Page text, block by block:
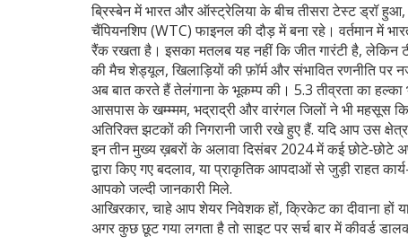
ब्रिस्बेन में भारत और ऑस्ट्रेलिया के बीच तीसरा टेस्ट ड्रॉ हुआ,
चैंपियनशिप (WTC) फाइनल की दौड़ में बना रहे। वर्तमान में
रैंक रखता है। इसका मतलब यह नहीं कि जीत गारंटी है, लेकिन
की मैच शेड्यूल, खिलाड़ियों की फ़ॉर्म और संभावित रणनीति पर
अब बात करते हैं तेलंगाना के भूकम्प की। 5.3 तीव्रता का
आसपास के खम्म्मम, भद्राद्री और वारंगल जिलों ने भी महसूस
अतिरिक्त झटकों की निगरानी जारी रखे हुए हैं. यदि आप उस
इन तीन मुख्य ख़बरों के अलावा दिसंबर 2024 में कई छोटे‑छोटे
द्वारा किए गए बदलाव, या प्राकृतिक आपदाओं से जुड़ी राहत
आपको जल्दी जानकारी मिले.
आखिरकार, चाहे आप शेयर निवेशक हों, क्रिकेट का दीवाना हों
अगर कुछ छूट गया लगता है तो साइट पर सर्च बार में कीवर्ड